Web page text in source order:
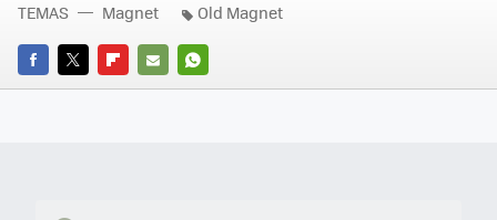
FACEBOOK
TWITTERFLIPBOARD
E-
WHATSAPP
TEMAS Magnet Old Magnet